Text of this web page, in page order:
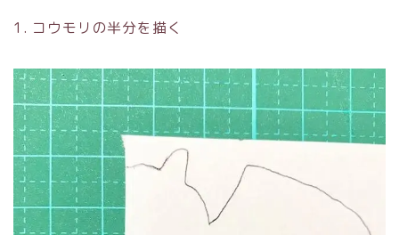
1. コウモリの半分を描く